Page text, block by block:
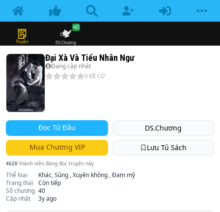
Truyện DS.Chương
40
Đại Xà Và Tiểu Nhân Ngư
Đang cập nhật
0 ĐỀ CỬ
Đọc Từ Đầu DS.Chương
Mua Chương VIP Lưu Tủ Sách
4620 thành viên đang đọc truyện này
Thể loại
Khác, Sủng , Xuyên không , Đam mỹ
Trạng thái
Còn tiếp
Số chương 40
Cập nhật
3y ago